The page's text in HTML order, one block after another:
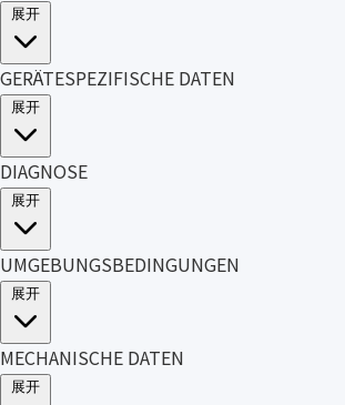
GERÄTESPEZIFISCHE DATEN
DIAGNOSE
UMGEBUNGSBEDINGUNGEN
MECHANISCHE DATEN